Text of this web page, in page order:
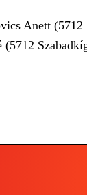
Anett
(5712